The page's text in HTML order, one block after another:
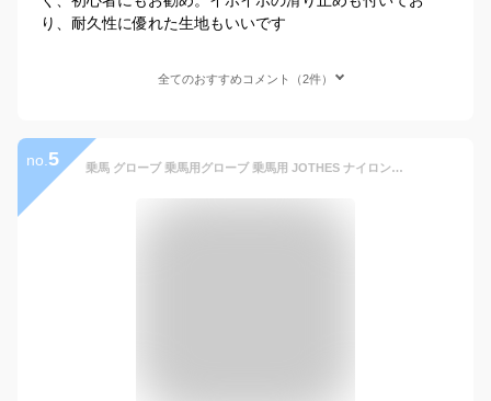
り、耐久性に優れた生地もいいです
全てのおすすめコメント（2件）
no. 5 乗馬 グローブ 乗馬用グローブ 乗馬用 JOTHES ナイロンストレッチグローブ 乗馬グローブ 乗馬用手袋 レディース メンズ ジュニア 男性 女性 子供 手袋 乗馬用品 馬具 乗馬用品ジョセス ベストプライスシリーズ